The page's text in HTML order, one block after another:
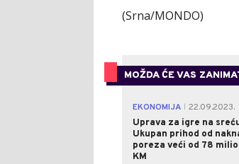
(Srna/MONDO)
MOŽDA ĆE VAS
EKONOMIJA
22.09.2023.
Uprava za igre na
Ukupan prihod od
poreza veći od 78
KM